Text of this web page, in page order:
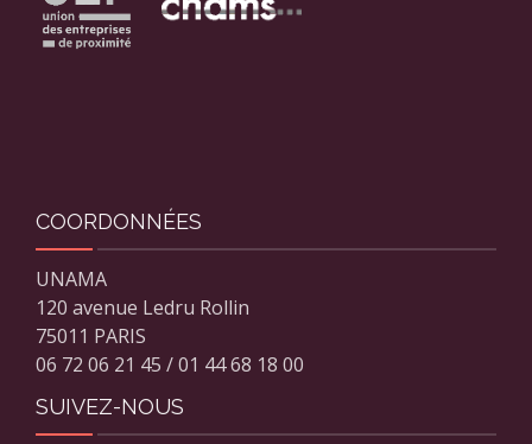
COORDONNÉES
UNAMA
120 avenue Ledru Rollin
75011 PARIS
06 72 06 21 45 / 01 44 68 18 00
SUIVEZ-NOUS